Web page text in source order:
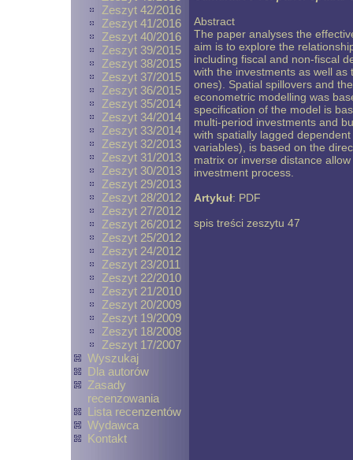
Zeszyt 42/2016
Zeszyt 41/2016
Zeszyt 40/2016
Zeszyt 39/2015
Zeszyt 38/2015
Zeszyt 37/2015
Zeszyt 36/2015
Zeszyt 35/2014
Zeszyt 34/2014
Zeszyt 33/2014
Zeszyt 32/2013
Zeszyt 31/2013
Zeszyt 30/2013
Zeszyt 29/2013
Zeszyt 28/2012
Zeszyt 27/2012
Zeszyt 26/2012
Zeszyt 25/2012
Zeszyt 24/2012
Zeszyt 23/2011
Zeszyt 22/2010
Zeszyt 21/2010
Zeszyt 20/2009
Zeszyt 19/2009
Zeszyt 18/2008
Zeszyt 17/2007
Wyszukaj
Dla autorów
Zasady
recenzowania
Lista recenzentów
Wydawca
Kontakt
Abstract
The paper analyses the
aim is to explore the
including fiscal and non-fiscal
with the investments as well
ones). Spatial spillovers and
econometric modelling was
specification of the model is
multi-period investments and
with spatially lagged
variables), is based on the
matrix or inverse distance
investment process.
Artykuł: PDF
spis treści zeszytu 47